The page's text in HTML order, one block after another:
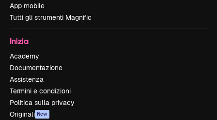
App mobile
Tutti gli strumenti Magnific
Inizia
Academy
Documentazione
Assistenza
Termini e condizioni
Politica sulla privacy
Originali New